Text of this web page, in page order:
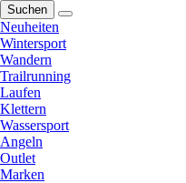
Suchen
Neuheiten
Wintersport
Wandern
Trailrunning
Laufen
Klettern
Wassersport
Angeln
Outlet
Marken